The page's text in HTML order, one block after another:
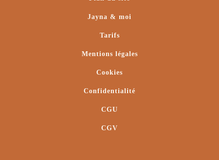
Jayna & moi
Tarifs
Mentions légales
Cookies
Confidentialité
CGU
CGV